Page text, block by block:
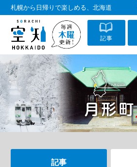
札幌から日帰りで楽しめる、北海道
記事
記事